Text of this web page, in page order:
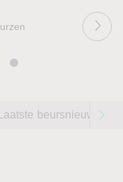
Laatste beursnieuws